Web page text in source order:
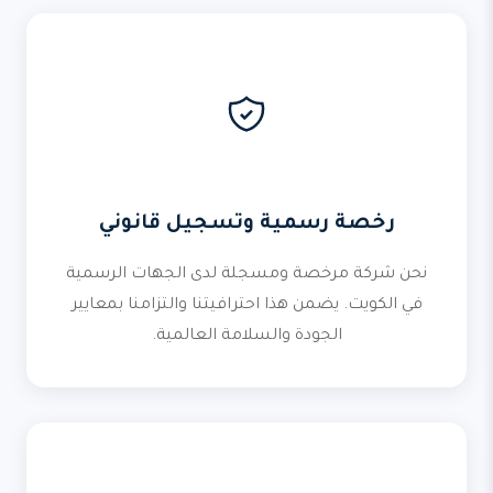
رخصة رسمية وتسجيل قانوني
نحن شركة مرخصة ومسجلة لدى الجهات الرسمية
في الكويت. يضمن هذا احترافيتنا والتزامنا بمعايير
الجودة والسلامة العالمية.